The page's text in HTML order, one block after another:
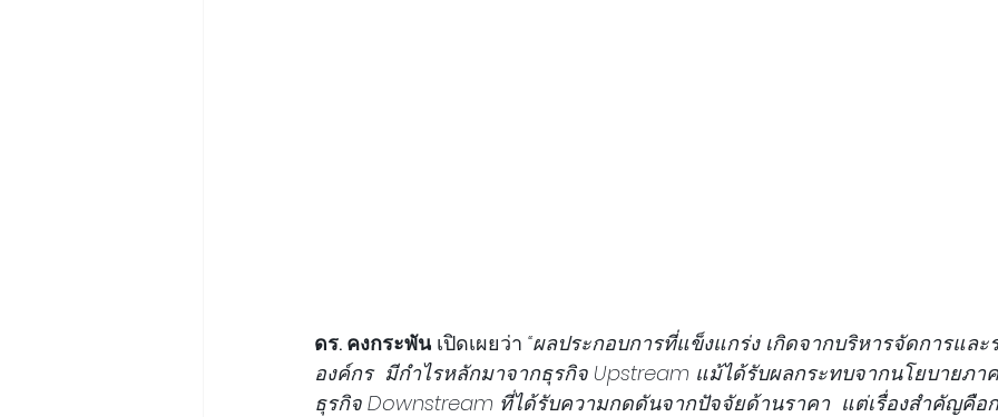
ดร. คงกระพัน เปิดเผยว่า “ผลประกอบการที่แข็งแกร่ง เกิดจากบริหารจัดการและ
องค์กร  มีกำไรหลักมาจากธุรกิจ Upstream แม้ได้รับผลกระทบจากนโยบายภา
ธุรกิจ Downstream ที่ได้รับความกดดันจากปัจจัยด้านราคา  แต่เรื่องสำคัญคือ